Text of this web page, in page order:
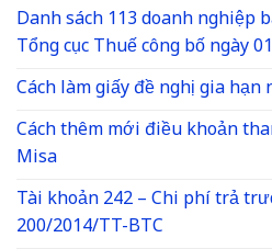
Danh sách 113 doanh nghiệp
Tổng cục Thuế công bố ngày
Cách làm giấy đề nghị gia hạn
Cách thêm mới điều khoản
Misa
Tài khoản 242 – Chi phí trả
200/2014/TT-BTC